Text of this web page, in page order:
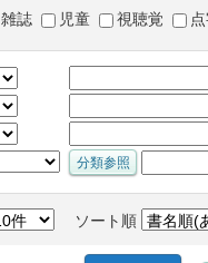
雑誌 児童 視聴覚
ソート順